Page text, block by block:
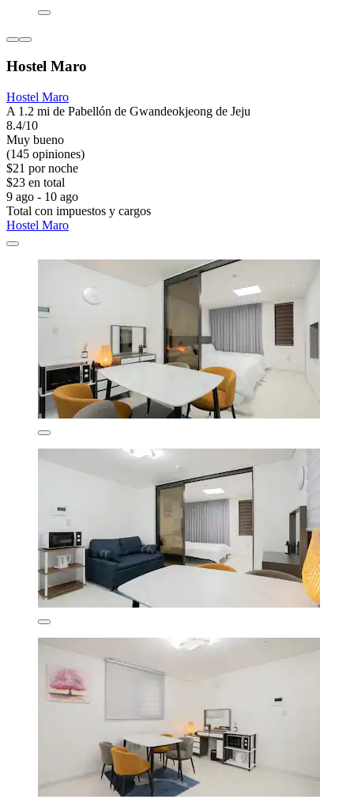
Hostel Maro
Hostel Maro
A 1.2 mi de Pabellón de Gwandeokjeong de Jeju
8.4/10
Muy bueno
(145 opiniones)
$21 por noche
$23 en total
9 ago - 10 ago
Total con impuestos y cargos
Hostel Maro